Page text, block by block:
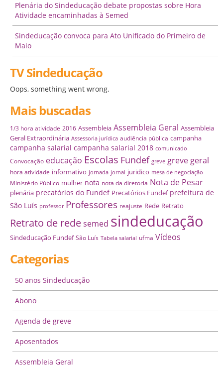
Plenária do Sindeducação debate propostas sobre Hora
Atividade encaminhadas à Semed
Sindeducação convoca para Ato Unificado do Primeiro de
Maio
TV Sindeducação
Oops, something went wrong.
Mais buscadas
1/3 hora atividade 2016 Assembleia Assembleia Geral Assembleia
Geral Extraordinária Assessoria jurídica audiência pública campanha
campanha salarial campanha salarial 2018 comunicado
Convocação educação Escolas Fundef greve greve geral
hora atividade informativo jornada jornal juridico mesa de negociação
Ministério Público mulher nota nota da diretoria Nota de Pesar
plenária precatórios do Fundef Precatórios Fundef prefeitura de
São Luís professor Professores reajuste Rede Retrato
Retrato de redesemed sindeducação
Sindeducação Fundef São Luís Tabela salarial ufma Vídeos
Categorias
50 anos Sindeducação
Abono
Agenda de greve
Aposentados
Assembleia Geral